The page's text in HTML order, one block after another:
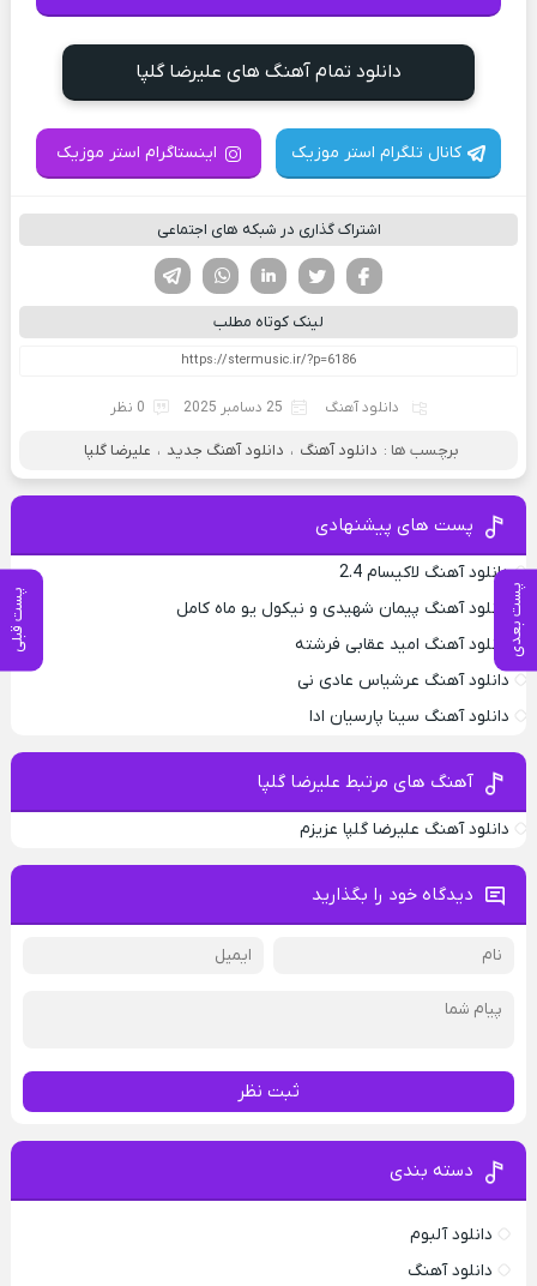
پست بعدی پست قبلی
دانلود تمام آهنگ های علیرضا گلپا
کانال تلگرام استر موزیک اینستاگرام استر موزیک
اشتراک گذاری در شبکه های اجتماعی
لینکدین تویتر
فیسوک
لینک کوتاه مطلب
دانلود آهنگ 25 دسامبر 2025 0 نظر
برچسب ها : دانلود آهنگ ، دانلود آهنگ جدید ، علیرضا گلپا
پست های پیشنهادی
دانلود آهنگ لاکیسام 2.4
دانلود آهنگ پیمان شهیدی و نیکول یو ماه کامل
دانلود آهنگ امید عقابی فرشته
دانلود آهنگ عرشیاس عادی نی
دانلود آهنگ سینا پارسیان ادا
آهنگ های مرتبط علیرضا گلپا
دانلود آهنگ علیرضا گلپا عزیزم
دیدگاه خود را بگذارید
ثبت نظر
دسته بندی
دانلود آلبوم
دانلود آهنگ